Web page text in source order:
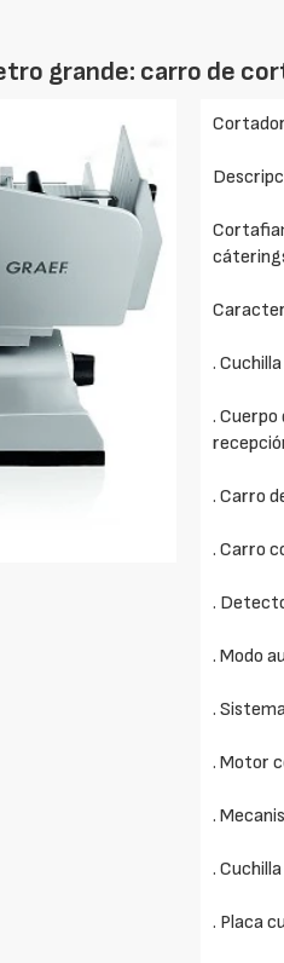
grande: carro de
.
.
. Carro
. Carro
.
. Modo
.
. Motor
.
.
. Placa